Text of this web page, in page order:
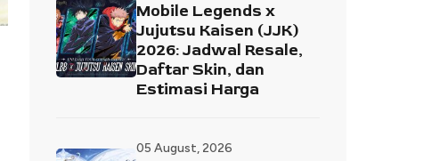
Mobile Legends x
Jujutsu Kaisen (JJK)
2026: Jadwal Resale,
Daftar Skin, dan
Estimasi Harga
05 August, 2026